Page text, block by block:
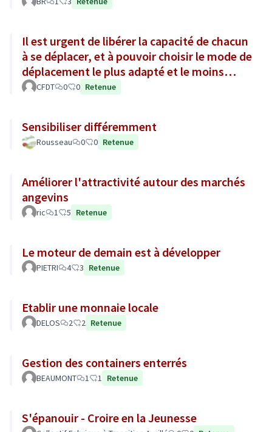
Il est urgent de libérer la capacité de chacun
à se déplacer, et à pouvoir choisir le mode de
déplacement le plus adapté et le moins
polluant
CFDT 0 0 Retenue
Sensibiliser différemment
Rousseau 0 0 Retenue
Améliorer l'attractivité autour des marchés
angevins
ric 1 5 Retenue
Le moteur de demain est à développer
PIETRI 4 3 Retenue
Etablir une monnaie locale
DELOS 2 2 Retenue
Gestion des containers enterrés
BEAUMONT 1 1 Retenue
S'épanouir - Croire en la Jeunesse